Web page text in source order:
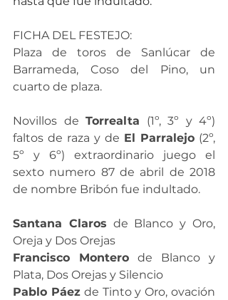
FICHA DEL FESTEJO:
Plaza de toros de Sanlúcar de
Barrameda, Coso del Pino, un
cuarto de plaza.
Novillos de Torrealta (1º, 3º y 4º)
faltos de raza y de El Parralejo (2º,
5º y 6º) extraordinario juego el
sexto numero 87 de abril de 2018
de nombre Bribón fue indultado.
Santana Claros de Blanco y Oro,
Oreja y Dos Orejas
Francisco Montero de Blanco y
Plata, Dos Orejas y Silencio
Pablo Páez de Tinto y Oro, ovación